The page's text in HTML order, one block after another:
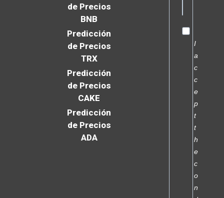
de Precios
BNB
Predicción
de Precios
TRX
Predicción
de Precios
CAKE
Predicción
de Precios
ADA
I
a
c
c
e
p
t
t
h
e
c
o
n